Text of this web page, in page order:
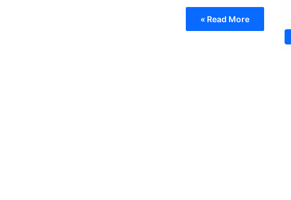
Read More »